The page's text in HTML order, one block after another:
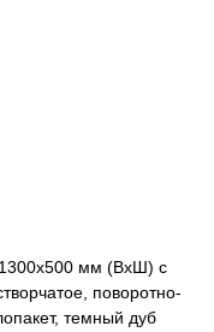
мм (ВхШ) с
поворотно-
темный дуб